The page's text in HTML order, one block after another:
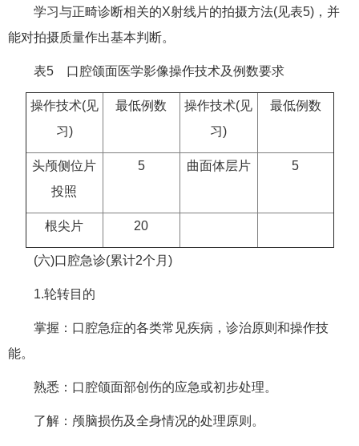
学习与正畸诊断相关的X射线片的拍摄方法(见表5)，并
能对拍摄质量作出基本判断。
表5 口腔颌面医学影像操作技术及例数要求
操作技术(见
习)
最低例数
操作技术(见
习)
最低例数
头颅侧位片
投照
5 曲面体层片 5
根尖片 20
(六)口腔急诊(累计2个月)
1.轮转目的
掌握：口腔急症的各类常见疾病，诊治原则和操作技
能。
熟悉：口腔颌面部创伤的应急或初步处理。
了解：颅脑损伤及全身情况的处理原则。